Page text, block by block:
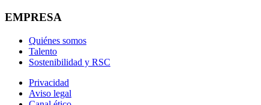
EMPRESA
Quiénes somos
Talento
Sostenibilidad y RSC
Privacidad
Aviso legal